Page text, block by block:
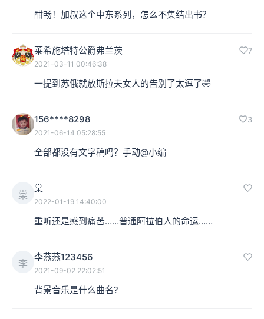
酣畅！加叔这个中东系列，怎么不集结出书？
莱希施塔特公爵弗兰茨 7
2021-03-11 00:46:38
一提到苏俄就放斯拉夫女人的告别了太逗了🤣
156****8298 3
2021-06-14 05:28:55
全部都没有文字稿吗？手动@小编
棠
棠
2022-01-19 14:40:00
重听还是感到痛苦……普通阿拉伯人的命运……
李
李燕燕123456
2021-09-02 22:02:51
背景音乐是什么曲名?